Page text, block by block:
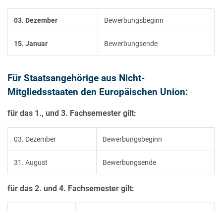
03. Dezember Bewerbungsbeginn
15. Januar Bewerbungsende
Für Staatsangehörige aus Nicht-
Mitgliedsstaaten den Europäischen Union:
für das 1., und 3. Fachsemester gilt:
03. Dezember Bewerbungsbeginn
31. August Bewerbungsende
für das 2. und 4. Fachsemester gilt: